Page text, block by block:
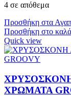
4 σε απόθεμα
Προσθήκη στα
Προσθήκη στο
Quick view
ΧΡΥΣΟΣΚΟΝΗ
ΧΡΩΜΑΤΑ